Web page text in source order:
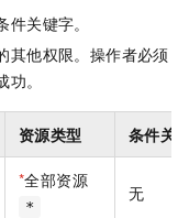
关键字。
其他权限。操作者必须
。
资源类型 条件关
*全部资源
*
无